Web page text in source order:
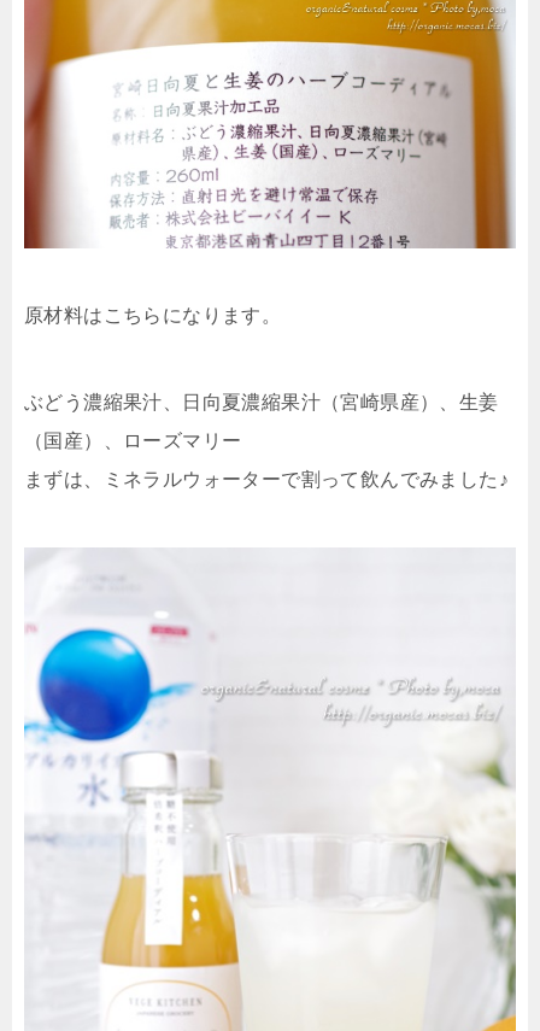
原材料はこちらになります。
ぶどう濃縮果汁、日向夏濃縮果汁（宮崎県産）、生姜
（国産）、ローズマリー
まずは、ミネラルウォーターで割って飲んでみました♪